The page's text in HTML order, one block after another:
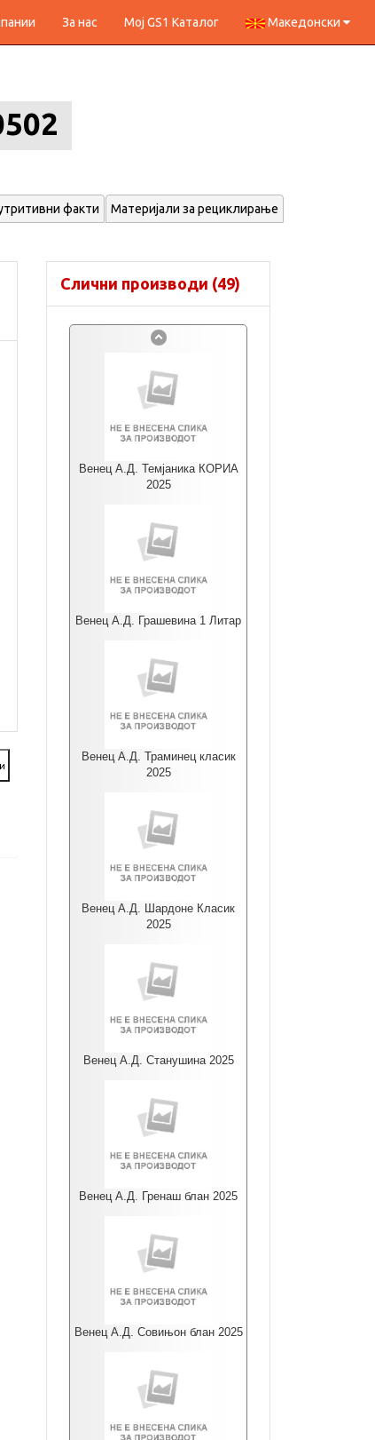
За нас Мој GS1 Каталог Македонски
факти Материјали за рециклирање
Слични производи (49)
Венец А.Д. Темјаника КОРИА
2025
Венец А.Д. Грашевина 1 Литар
Венец А.Д. Траминец класик
2025
Венец А.Д. Шардоне Класик
2025
Венец А.Д. Станушина 2025
Венец А.Д. Гренаш блан 2025
Венец А.Д. Совињон блан 2025